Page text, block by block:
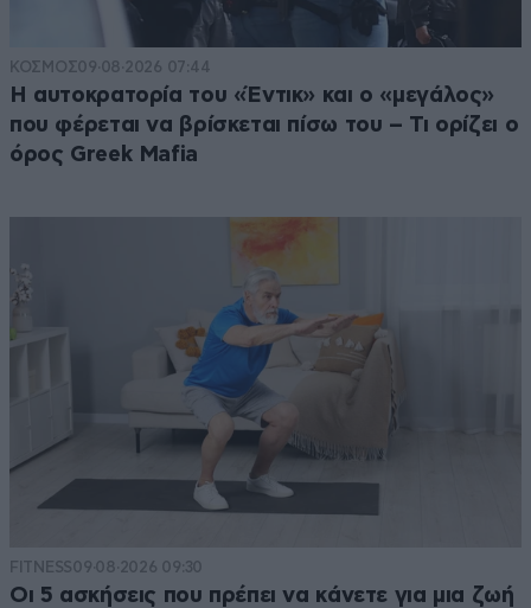
ΚΟΣΜΟΣ09·08·2026 07:44
Η αυτοκρατορία του «Έντικ» και ο «μεγάλος»
που φέρεται να βρίσκεται πίσω του – Τι ορίζει ο
όρος Greek Mafia
FITNESS09·08·2026 09:30
Οι 5 ασκήσεις που πρέπει να κάνετε για μια ζωή